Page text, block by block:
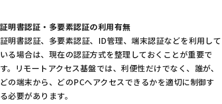
証明書認証・多要素認証の利用有無
証明書認証、多要素認証、ID管理、端末認証などを利用して
いる場合は、現在の認証方式を整理しておくことが重要で
す。リモートアクセス基盤では、利便性だけでなく、誰が、
どの端末から、どのPCへアクセスできるかを適切に制御す
る必要があります。